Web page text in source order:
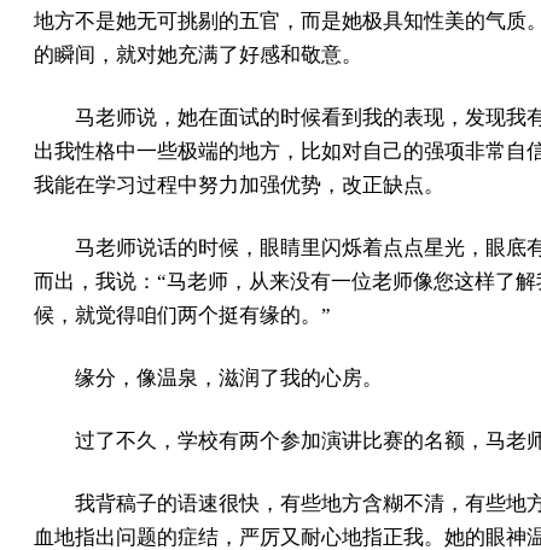
地方不是她无可挑剔的五官，而是她极具知性美的气
的瞬间，就对她充满了好感和敬意。
马老师说，她在面试的时候看到我的表现，发现我
出我性格中一些极端的地方，比如对自己的强项非常
我能在学习过程中努力加强优势，改正缺点。
马老师说话的时候，眼睛里闪烁着点点星光，眼底
而出，我说：“马老师，从来没有一位老师像您这样了
候，就觉得咱们两个挺有缘的。”
缘分，像温泉，滋润了我的心房。
过了不久，学校有两个参加演讲比赛的名额，马老
我背稿子的语速很快，有些地方含糊不清，有些地
血地指出问题的症结，严厉又耐心地指正我。她的眼